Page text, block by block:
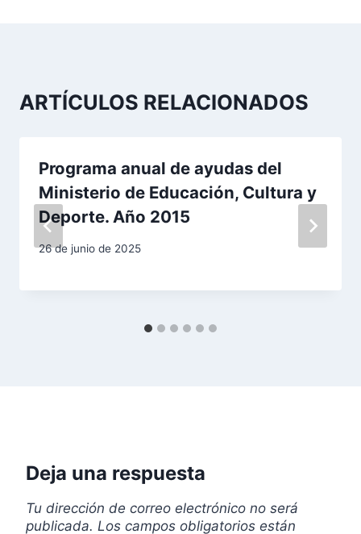
c
e
d
a
ARTÍCULOS RELACIONADOS
Programa anual de ayudas del
Ministerio de Educación, Cultura y
Deporte. Año 2015
26 de junio de 2025
Deja una respuesta
Tu dirección de correo electrónico no será
publicada. Los campos obligatorios están